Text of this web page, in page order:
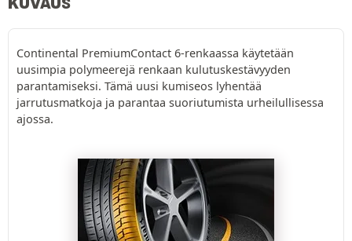
Continental PremiumContact 6-renkaassa käytetään
uusimpia polymeerejä renkaan kulutuskestävyyden
parantamiseksi. Tämä uusi kumiseos lyhentää
jarrutusmatkoja ja parantaa suoriutumista urheilullisessa
ajossa.